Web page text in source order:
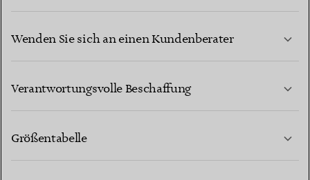
Wenden Sie sich an einen Kundenberater
Verantwortungsvolle Beschaffung
Größentabelle